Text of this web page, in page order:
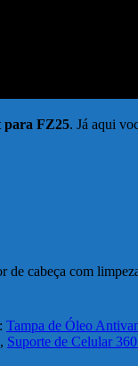
para FZ25. Já aqui
cabeça com
: Tampa de Óleo
, Suporte de Celular